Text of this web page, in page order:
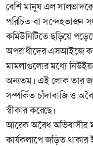
বেশি মানুষ এল
পরিচিত বা সন্দেহভাজন
কমিউনিটিতে ছড়িয়ে
অপরাধীদের এসআইজে
মামলাগুলোর মধ্যে
অন্যতম। এই লোক তার
সম্পর্কিত চাঁদাবাজি ও
স্বীকার করেছে।
আরেক অবৈধ অভিবাসীর
কার্যকলাপে জড়িত থাকার